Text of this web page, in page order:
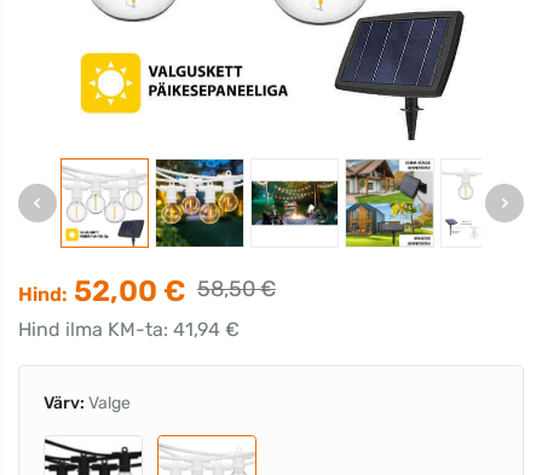
Hind: 52,00 € 58,50 €
Hind ilma KM-ta: 41,94 €
Värv: Valge